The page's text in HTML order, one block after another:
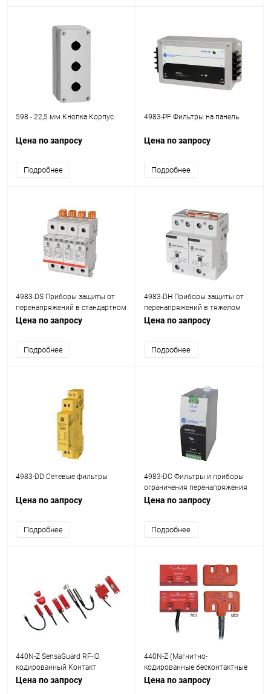
598 - 22,5 мм Кнопка Корпус
Цена по запросу
Подробнее
4983-PF Фильтры на панель
Цена по запросу
Подробнее
4983-DS Приборы защиты от
перенапряжений в стандартном
режиме работы
Цена по запросу
Подробнее
4983-DH Приборы защиты от
перенапряжений в тяжелом
режиме работы
Цена по запросу
Подробнее
4983-DD Сетевые фильтры
Цена по запросу
Подробнее
4983-DC Фильтры и приборы
ограничения перенапряжения
Цена по запросу
Подробнее
440N-Z SensaGuard RF-ID
кодированный Контакт
Переключатели
Цена по запросу
440N-Z (Магнитно-
кодированные бесконтактные
выключатели)
Цена по запросу